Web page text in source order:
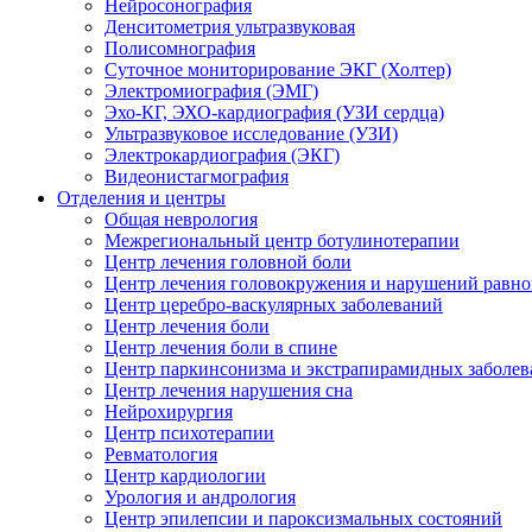
Нейросонография
Денситометрия ультразвуковая
Полисомнография
Суточное мониторирование ЭКГ (Холтер)
Электромиография (ЭМГ)
Эхо-КГ, ЭХО-кардиография (УЗИ сердца)
Ультразвуковое исследование (УЗИ)
Электрокардиография (ЭКГ)
Видеонистагмография
Отделения и центры
Общая неврология
Межрегиональный центр ботулинотерапии
Центр лечения головной боли
Центр лечения головокружения и нарушений
Центр церебро-васкулярных заболеваний
Центр лечения боли
Центр лечения боли в спине
Центр паркинсонизма и экстрапирамидных
Центр лечения нарушения сна
Нейрохирургия
Центр психотерапии
Ревматология
Центр кардиологии
Урология и андрология
Центр эпилепсии и пароксизмальных состояний